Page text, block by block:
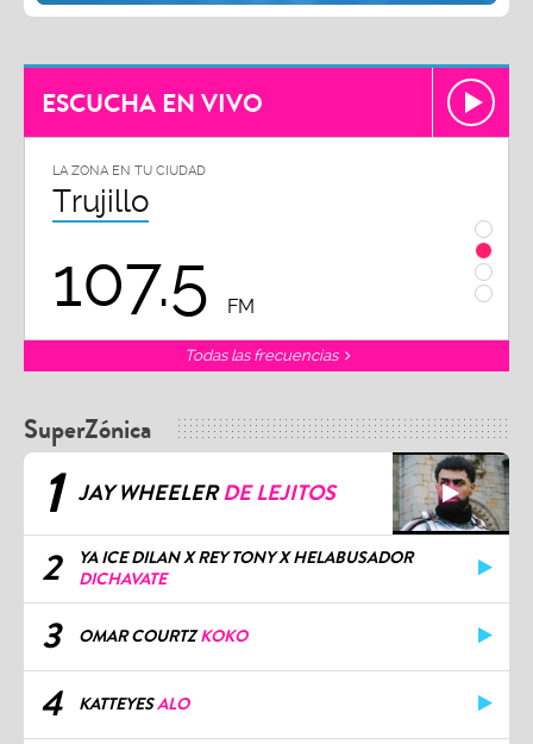
ESCUCHA EN VIVO
LA ZONA EN TU CIUDAD
Chiclayo
102.3 FM
Todas las frecuencias
SuperZónica
1 JAY WHEELERDE LEJITOS
2
YA ICE DILAN X REY TONY X HELABUSADOR
DICHAVATE
3 OMAR COURTZKOKO
4 KATTEYESALO